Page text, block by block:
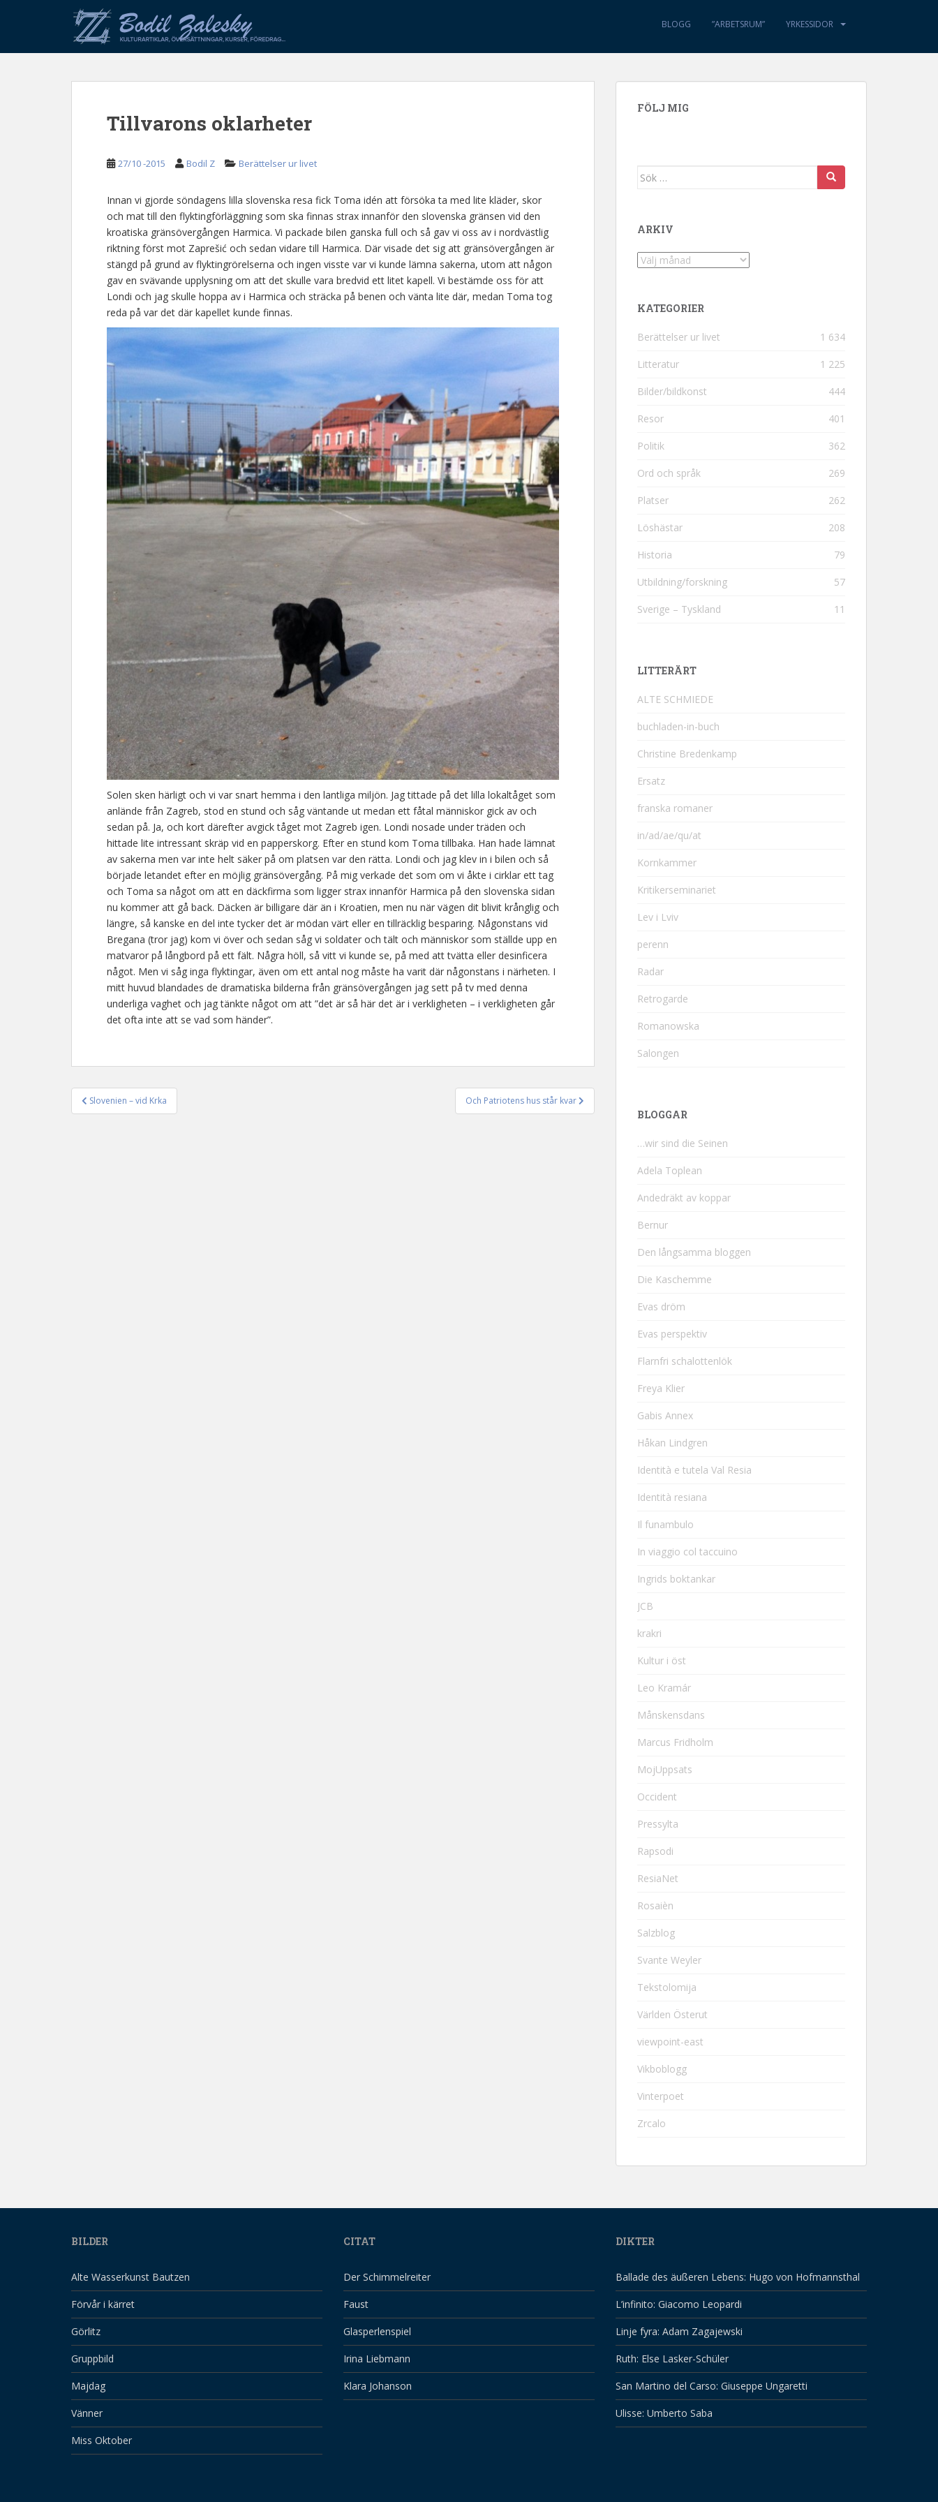
p
BLOGG ”ARBETSRUM” YRKESSIDOR
Tillvarons oklarheter
27/10 -2015 Bodil Z Berättelser ur livet
Innan vi gjorde söndagens lilla slovenska resa fick Toma idén att försöka ta med lite kläder, skor
och mat till den flyktingförläggning som ska finnas strax innanför den slovenska gränsen vid den
kroatiska gränsövergången Harmica. Vi packade bilen ganska full och så gav vi oss av i nordvästlig
riktning först mot Zaprešić och sedan vidare till Harmica. Där visade det sig att gränsövergången är
stängd på grund av flyktingrörelserna och ingen visste var vi kunde lämna sakerna, utom att någon
gav en svävande upplysning om att det skulle vara bredvid ett litet kapell. Vi bestämde oss för att
Londi och jag skulle hoppa av i Harmica och sträcka på benen och vänta lite där, medan Toma tog
reda på var det där kapellet kunde finnas.
Solen sken härligt och vi var snart hemma i den lantliga miljön. Jag tittade på det lilla lokaltåget som
anlände från Zagreb, stod en stund och såg väntande ut medan ett fåtal människor gick av och
sedan på. Ja, och kort därefter avgick tåget mot Zagreb igen. Londi nosade under träden och
hittade lite intressant skräp vid en papperskorg. Efter en stund kom Toma tillbaka. Han hade lämnat
av sakerna men var inte helt säker på om platsen var den rätta. Londi och jag klev in i bilen och så
började letandet efter en möjlig gränsövergång. På mig verkade det som om vi åkte i cirklar ett tag
och Toma sa något om att en däckfirma som ligger strax innanför Harmica på den slovenska sidan
nu kommer att gå back. Däcken är billigare där än i Kroatien, men nu när vägen dit blivit krånglig och
längre, så kanske en del inte tycker det är mödan värt eller en tillräcklig besparing. Någonstans vid
Bregana (tror jag) kom vi över och sedan såg vi soldater och tält och människor som ställde upp en
matvaror på långbord på ett fält. Några höll, så vitt vi kunde se, på med att tvätta eller desinficera
något. Men vi såg inga flyktingar, även om ett antal nog måste ha varit där någonstans i närheten. I
mitt huvud blandades de dramatiska bilderna från gränsövergången jag sett på tv med denna
underliga vaghet och jag tänkte något om att ”det är så här det är i verkligheten – i verkligheten går
det ofta inte att se vad som händer”.
Inläggsnavigering
Slovenien – vid Krka Och Patriotens hus står kvar
FÖLJ MIG
Sök efter:
ARKIV
Arkiv
KATEGORIER
Berättelser ur livet 1 634
Litteratur 1 225
Bilder/bildkonst 444
Resor 401
Politik 362
Ord och språk 269
Platser 262
Löshästar 208
Historia 79
Utbildning/forskning 57
Sverige – Tyskland 11
LITTERÄRT
ALTE SCHMIEDE
buchladen-in-buch
Christine Bredenkamp
Ersatz
franska romaner
in/ad/ae/qu/at
Kornkammer
Kritikerseminariet
Lev i Lviv
perenn
Radar
Retrogarde
Romanowska
Salongen
BLOGGAR
…wir sind die Seinen
Adela Toplean
Andedräkt av koppar
Bernur
Den långsamma bloggen
Die Kaschemme
Evas dröm
Evas perspektiv
Flarnfri schalottenlök
Freya Klier
Gabis Annex
Håkan Lindgren
Identità e tutela Val Resia
Identità resiana
Il funambulo
In viaggio col taccuino
Ingrids boktankar
JCB
krakri
Kultur i öst
Leo Kramár
Månskensdans
Marcus Fridholm
MojUppsats
Occident
Pressylta
Rapsodi
ResiaNet
Rosaièn
Salzblog
Svante Weyler
Tekstolomija
Världen Österut
viewpoint-east
Vikboblogg
Vinterpoet
Zrcalo
BILDER
Alte Wasserkunst Bautzen
Förvår i kärret
Görlitz
Gruppbild
Majdag
Vänner
Miss Oktober
CITAT
Der Schimmelreiter
Faust
Glasperlenspiel
Irina Liebmann
Klara Johanson
DIKTER
Ballade des äußeren Lebens: Hugo von Hofmannsthal
L’infinito: Giacomo Leopardi
Linje fyra: Adam Zagajewski
Ruth: Else Lasker-Schüler
San Martino del Carso: Giuseppe Ungaretti
Ulisse: Umberto Saba